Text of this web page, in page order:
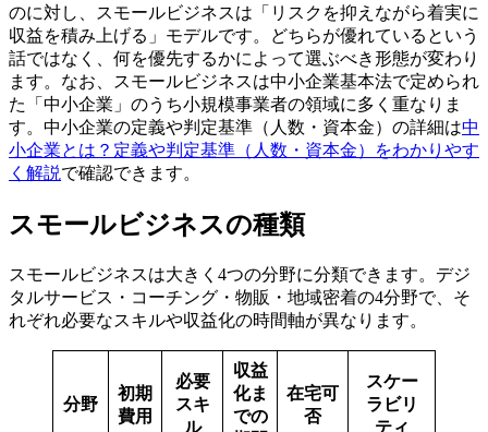
のに対し、スモールビジネスは「リスクを抑えながら着実に
収益を積み上げる」モデルです。どちらが優れているという
話ではなく、何を優先するかによって選ぶべき形態が変わり
ます。なお、スモールビジネスは中小企業基本法で定められ
た「中小企業」のうち小規模事業者の領域に多く重なりま
す。中小企業の定義や判定基準（人数・資本金）の詳細は中
小企業とは？定義や判定基準（人数・資本金）をわかりやす
く解説で確認できます。
スモールビジネスの種類
スモールビジネスは大きく4つの分野に分類できます。デジ
タルサービス・コーチング・物販・地域密着の4分野で、そ
れぞれ必要なスキルや収益化の時間軸が異なります。
分野
初期
費用
必要
スキ
ル
収益
化ま
での
在宅可
否
スケー
ラビリ
ティ